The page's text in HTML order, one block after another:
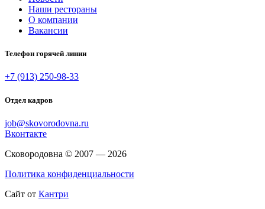
Наши рестораны
О компании
Вакансии
Телефон горячей линии
+7 (913) 250-98-33
Отдел кадров
job@skovorodovna.ru
Вконтакте
Сковородовна © 2007 — 2026
Политика конфиденциальности
Сайт от Кантри